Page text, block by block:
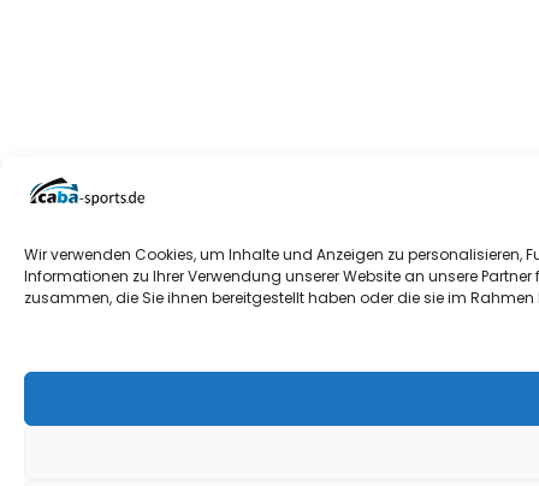
Wir verwenden Cookies, um Inhalte und Anzeigen zu
Informationen zu Ihrer Verwendung unserer Website an unsere
zusammen, die Sie ihnen bereitgestellt haben oder die sie im